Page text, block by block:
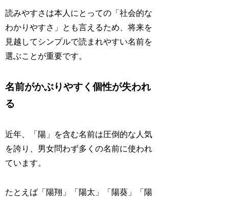
読みやすさは本人にとっての「社会的な
わかりやすさ」とも言えるため、将来を
見越してシンプルで読まれやすい名前を
選ぶことが重要です。
名前がかぶりやすく個性が失われ
る
近年、「陽」を含む名前は圧倒的な人気
を誇り、男女問わず多くの名前に使われ
ています。
たとえば「陽翔」「陽太」「陽葵」「陽